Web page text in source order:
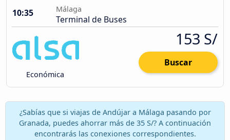
10:35
Málaga
Terminal de Buses
Económica
153 S/
Buscar
¿Sabías que si viajas de Andújar a Málaga pasando por
Granada, puedes ahorrar más de 35 S/? A continuación
encontrarás las conexiones correspondientes.